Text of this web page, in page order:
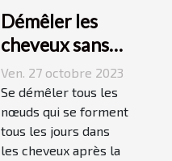
Démêler les
cheveux sans
difficulté et
sans douleur :
comment s’y
prendre ?
Ven. 27 octobre 2023
Se démêler tous les
nœuds qui se forment
tous les jours dans
les cheveux après la